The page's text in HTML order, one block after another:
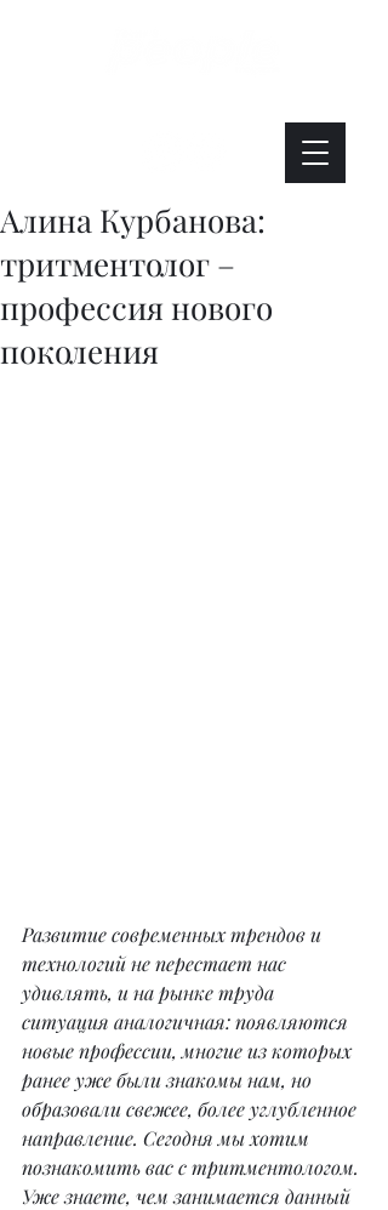
Алина Курбанова:
тритментолог –
профессия нового
поколения
Развитие современных трендов и
технологий не перестает нас
удивлять, и на рынке труда
ситуация аналогичная: появляются
новые профессии, многие из которых
ранее уже были знакомы нам, но
образовали свежее, более углубленное
направление. Сегодня мы хотим
познакомить вас с тритментологом.
Уже знаете, чем занимается данный